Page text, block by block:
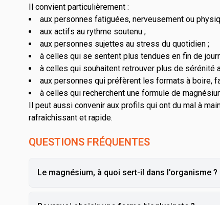
Il convient particulièrement :
aux personnes fatiguées, nerveusement ou
aux actifs au rythme soutenu ;
aux personnes sujettes au stress du quotidien ;
à celles qui se sentent plus tendues en fin de
à celles qui souhaitent retrouver plus de sérénité
aux personnes qui préfèrent les formats à boire,
à celles qui recherchent une formule de
Il peut aussi convenir aux profils qui ont du mal à
rafraîchissant et rapide.
QUESTIONS FRÉQUENTES
Le magnésium, à quoi sert-il dans l’organisme ?